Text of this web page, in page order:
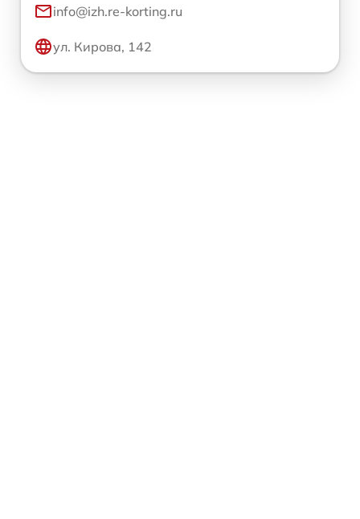
info@izh.re-korting.ru
ул. Кирова, 142